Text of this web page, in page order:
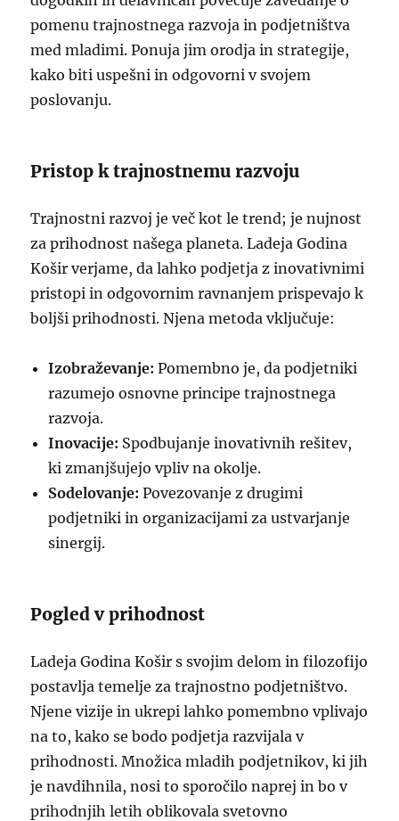
pomenu trajnostnega razvoja in podjetništva
med mladimi. Ponuja jim orodja in strategije,
kako biti uspešni in odgovorni v svojem
poslovanju.
Pristop k trajnostnemu razvoju
Trajnostni razvoj je več kot le trend; je nujnost
za prihodnost našega planeta. Ladeja Godina
Košir verjame, da lahko podjetja z inovativnimi
pristopi in odgovornim ravnanjem prispevajo k
boljši prihodnosti. Njena metoda vključuje:
Izobraževanje: Pomembno je, da podjetniki
razumejo osnovne principe trajnostnega
razvoja.
Inovacije: Spodbujanje inovativnih rešitev,
ki zmanjšujejo vpliv na okolje.
Sodelovanje: Povezovanje z drugimi
podjetniki in organizacijami za ustvarjanje
sinergij.
Pogled v prihodnost
Ladeja Godina Košir s svojim delom in filozofijo
postavlja temelje za trajnostno podjetništvo.
Njene vizije in ukrepi lahko pomembno vplivajo
na to, kako se bodo podjetja razvijala v
prihodnosti. Množica mladih podjetnikov, ki jih
je navdihnila, nosi to sporočilo naprej in bo v
prihodnjih letih oblikovala svetovno